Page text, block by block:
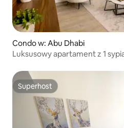
Condo w: Abu Dhabi
Luksusowy apartament z 1
Superhost
Superhost